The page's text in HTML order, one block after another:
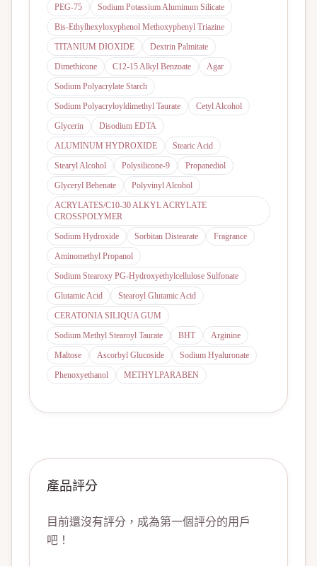
PEG-75
Sodium Potassium Aluminum Silicate
Bis-Ethylhexyloxyphenol Methoxyphenyl Triazine
TITANIUM DIOXIDE
Dextrin Palmitate
Dimethicone
C12-15 Alkyl Benzoate
Agar
Sodium Polyacrylate Starch
Sodium Polyacryloyldimethyl Taurate
Cetyl Alcohol
Glycerin
Disodium EDTA
ALUMINUM HYDROXIDE
Stearic Acid
Stearyl Alcohol
Polysilicone-9
Propanediol
Glyceryl Behenate
Polyvinyl Alcohol
ACRYLATES/C10-30 ALKYL ACRYLATE
CROSSPOLYMER
Sodium Hydroxide
Sorbitan Distearate
Fragrance
Aminomethyl Propanol
Sodium Stearoxy PG-Hydroxyethylcellulose Sulfonate
Glutamic Acid
Stearoyl Glutamic Acid
CERATONIA SILIQUA GUM
Sodium Methyl Stearoyl Taurate
BHT
Arginine
Maltose
Ascorbyl Glucoside
Sodium Hyaluronate
Phenoxyethanol
METHYLPARABEN
產品評分
目前還沒有評分，成為第一個評分的用戶
吧！